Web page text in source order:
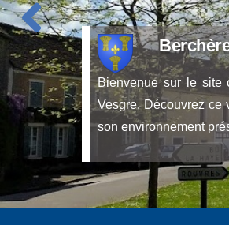
Bienvenue sur le site
Vesgre. Découvrez ce
son environnement